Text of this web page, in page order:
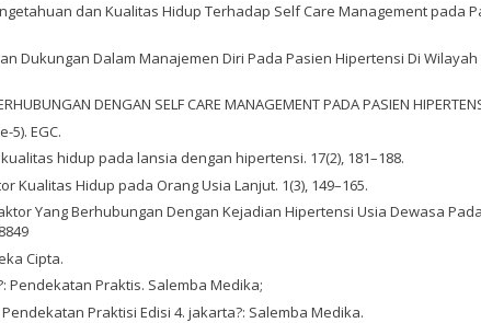
dan Kualitas Hidup Terhadap Self Care Management pada
Dukungan Dalam Manajemen Diri Pada Pasien Hipertensi Di
DENGAN SELF CARE MANAGEMENT PADA PASIEN
5). EGC.
hidup pada lansia dengan hipertensi. 17(2), 181–188.
Kualitas Hidup pada Orang Usia Lanjut. 1(3), 149–165.
Faktor Yang Berhubungan Dengan Kejadian Hipertensi Usia Dewasa
Cipta.
Pendekatan Praktis. Salemba Medika;
Praktisi Edisi 4. jakarta?: Salemba Medika.